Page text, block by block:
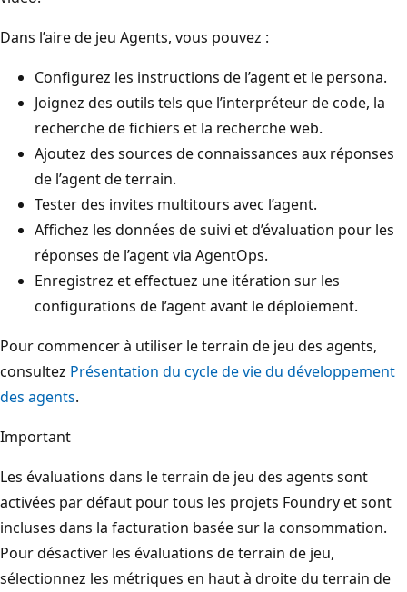
Dans l’aire de jeu Agents, vous pouvez :
Configurez les instructions de l’agent et le persona.
Joignez des outils tels que l’interpréteur de code, la
recherche de fichiers et la recherche web.
Ajoutez des sources de connaissances aux réponses
de l’agent de terrain.
Tester des invites multitours avec l’agent.
Affichez les données de suivi et d’évaluation pour les
réponses de l’agent via AgentOps.
Enregistrez et effectuez une itération sur les
configurations de l’agent avant le déploiement.
Pour commencer à utiliser le terrain de jeu des agents,
consultez Présentation du cycle de vie du développement
des agents.
Important
Les évaluations dans le terrain de jeu des agents sont
activées par défaut pour tous les projets Foundry et sont
incluses dans la facturation basée sur la consommation.
Pour désactiver les évaluations de terrain de jeu,
sélectionnez les métriques en haut à droite du terrain de